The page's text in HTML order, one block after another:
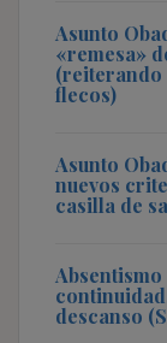
Asunto
«remesa»
(reiterando
flecos)
Asunto
nuevos
casilla de
descanso